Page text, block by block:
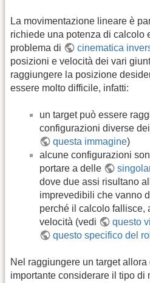
La movimentazione lineare è
richiede una potenza di calcolo
problema di
cinematica
posizioni e velocità dei vari
raggiungere la posizione
essere molto difficile, infatti:
un target può essere
configurazioni diverse
questa immagine)
alcune configurazioni
portare a delle
dove due assi risultano
imprevedibili che vanno
perché il calcolo fallisce,
velocità (vedi
questo
questo specifico del
Nel raggiungere un target
importante considerare il tipo di